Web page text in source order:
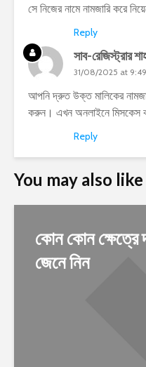
সে নিজের নামে নামজারি করে
Reply
সাব-রেজিস্ট্রার
31/08/2025 at
আপনি দ্রুত উক্ত মালিকের
করুন। এখন অনলাইনে মিসকেস
Reply
You may also like
কোন কোন ক্ষেত্রে
জেনে নিন